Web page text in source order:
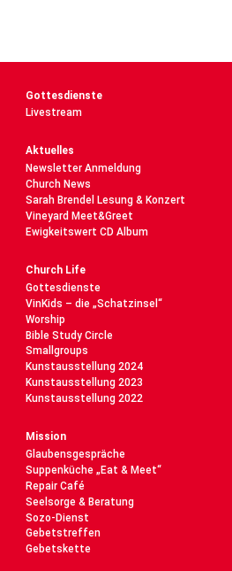
Gottesdienste
Livestream
Aktuelles
Newsletter Anmeldung
Church News
Sarah Brendel Lesung & Konzert
Vineyard Meet&Greet
Ewigkeitswert CD Album
Church Life
Gottesdienste
VinKids – die „Schatzinsel“
Worship
Bible Study Circle
Smallgroups
Kunstausstellung 2024
Kunstausstellung 2023
Kunstausstellung 2022
Mission
Glaubensgespräche
Suppenküche „Eat & Meet“
Repair Café
Seelsorge & Beratung
Sozo-Dienst
Gebetstreffen
Gebetskette